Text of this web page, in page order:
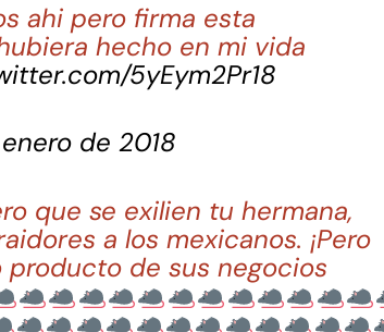
ahi pero firma esta
hecho en mi vida
5yEym2Pr18
de 2018
que se exilien tu hermana,
a los mexicanos. ¡Pero
de sus negocios